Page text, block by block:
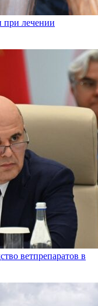
при лечении
ветпрепаратов в